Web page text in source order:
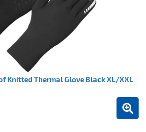
Knitted Thermal Glove Black XL/XXL